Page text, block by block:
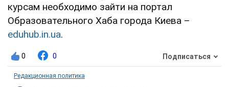
курсам необходимо зайти на портал
Образовательного Хаба города Киева –
eduhub.in.ua.
0 0 Подписаться
Редакционная политика